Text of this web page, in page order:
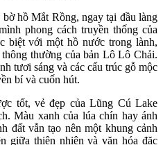
hồ Mắt Rồng, ngay tại đầu làng
phong cách truyền thống của
biệt với một hồ nước trong lành,
thường của bản Lô Lô Chải.
tươi sáng và các cấu trúc gỗ mộc
bí và cuốn hút.
tốt, vẻ đẹp của Lũng Cú Lake
Màu xanh của lúa chín hay ánh
đất vẫn tạo nên một khung cảnh
giữa thiên nhiên và văn hóa đặc